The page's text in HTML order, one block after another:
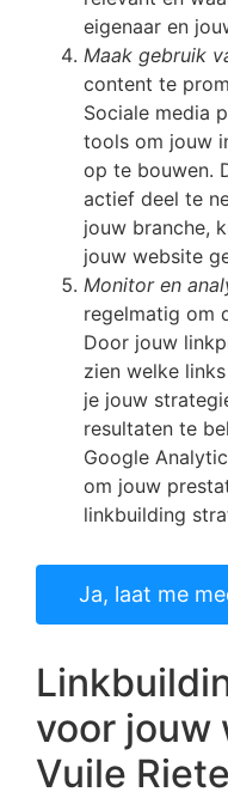
eigenaar en
Maak gebruik
content te
Sociale media
tools om jouw
op te bouwen.
actief deel te
jouw branche,
jouw website
Monitor en
regelmatig om
Door jouw
zien welke
je jouw
resultaten te
Google
om jouw
linkbuilding
Ja, laat me
voor jouw
Vuile Riete